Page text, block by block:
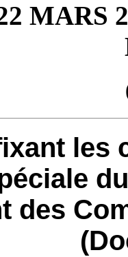
MARS
les
des